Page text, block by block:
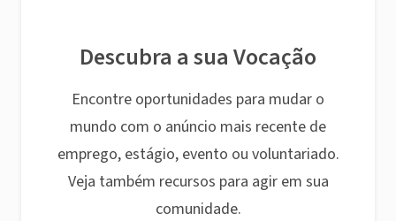
Descubra a sua Vocação
Encontre oportunidades para mudar o
mundo com o anúncio mais recente de
emprego, estágio, evento ou voluntariado.
Veja também recursos para agir em sua
comunidade.